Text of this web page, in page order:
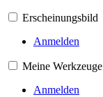
Erscheinungsbild
Anmelden
Meine Werkzeuge
Anmelden